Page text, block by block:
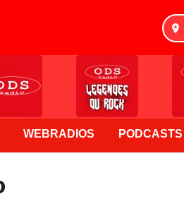
WEBRADIOS PODCASTS